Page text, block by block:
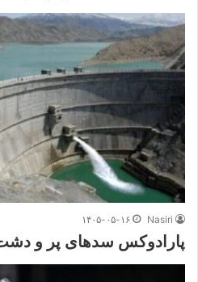
Nasiri ۱۴۰۵-۰۵-۱۶
پارادوکس سدهای پر و